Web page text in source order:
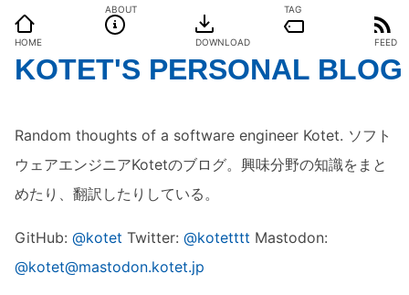
HOME
ABOUT
DOWNLOAD
TAG
FEED
KOTET'S PERSONAL BLOG
Random thoughts of a software engineer Kotet. ソフト
ウェアエンジニアKotetのブログ。興味分野の知識をまと
めたり、翻訳したりしている。
GitHub: @kotet Twitter: @kotetttt Mastodon:
@kotet@mastodon.kotet.jp